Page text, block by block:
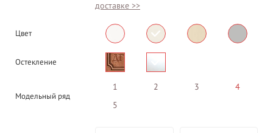
доставке >>
Цвет
Остекление
Модельный ряд
1 2 3
4
5